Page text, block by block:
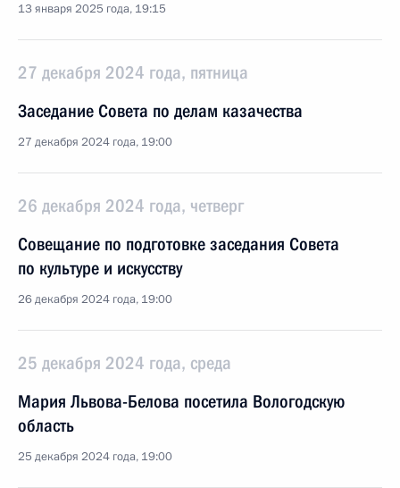
13 января 2025 года, 19:15
27 декабря 2024 года, пятница
Заседание Совета по делам казачества
27 декабря 2024 года, 19:00
26 декабря 2024 года, четверг
Совещание по подготовке заседания Совета
по культуре и искусству
26 декабря 2024 года, 19:00
25 декабря 2024 года, среда
Мария Львова-Белова посетила Вологодскую
область
25 декабря 2024 года, 19:00